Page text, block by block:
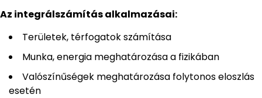
Az integrálszámítás alkalmazásai:
Területek, térfogatok számítása
Munka, energia meghatározása a fizikában
Valószínűségek meghatározása folytonos eloszlás
esetén